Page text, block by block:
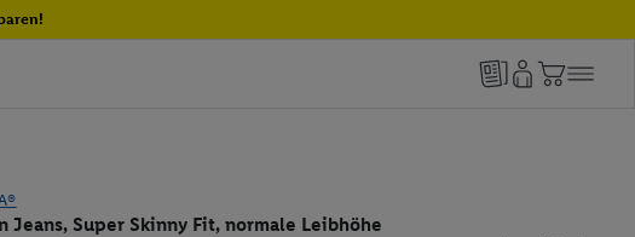
Jeans, Super Skinny Fit, normale Leibhöhe